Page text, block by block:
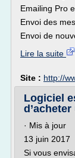
Emailing Pro
Envoi des
Envoi de
Lire la suite
Site : http://
Logiciel
· Mis à jour
13 juin 2017
Si vous